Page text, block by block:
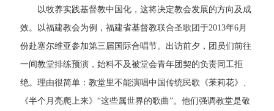
以牧养实践基督教中国化，这将决定教会发展的方向及成
效。以福建教会为例，福建省基督教联合圣歌团于2013年6月
份赴塞尔维亚参加第三届国际合唱节。出访前夕，团员们前往
一间教堂排练预演，始料不及被堂会青年团契的负责同工拒
绝。理由很简单：教堂里不能演唱中国传统民歌《苿莉花》、
《半个月亮爬上来》“这些属世界的歌曲”。他们强调教堂是敬